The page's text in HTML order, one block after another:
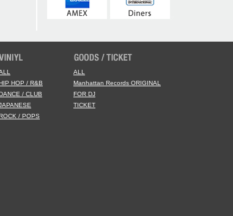
HOP / R&B
/ CLUB
/ POPS
ALL
Manhattan Records ORIGINAL
FOR DJ
TICKET